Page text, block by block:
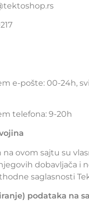
e-pošte: 00-24h,
telefona: 9-20h
na ovom sajtu su
dobavljača i
saglasnosti
podataka na